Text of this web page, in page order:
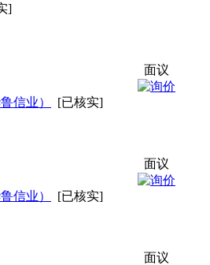
]
信业）
[已核实]
面议
信业）
[已核实]
面议
面议